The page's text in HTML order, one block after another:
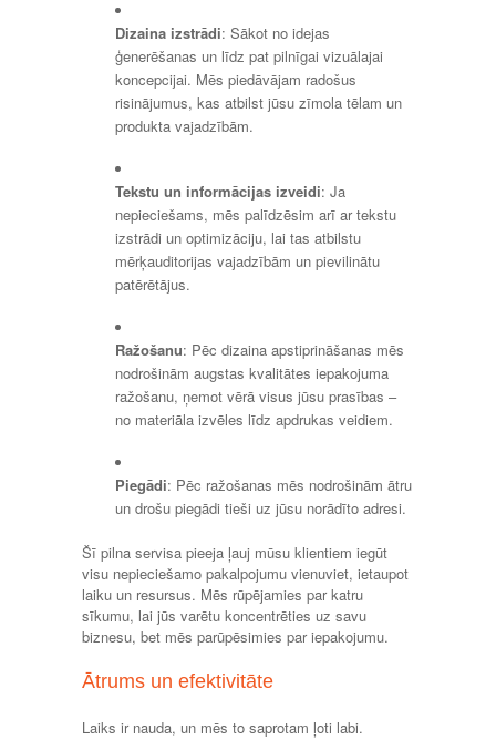
Dizaina izstrādi: Sākot no idejas
ģenerēšanas un līdz pat pilnīgai vizuālajai
koncepcijai. Mēs piedāvājam radošus
risinājumus, kas atbilst jūsu zīmola tēlam un
produkta vajadzībām.
Tekstu un informācijas izveidi: Ja
nepieciešams, mēs palīdzēsim arī ar tekstu
izstrādi un optimizāciju, lai tas atbilstu
mērķauditorijas vajadzībām un pievilinātu
patērētājus.
Ražošanu: Pēc dizaina apstiprināšanas mēs
nodrošinām augstas kvalitātes iepakojuma
ražošanu, ņemot vērā visus jūsu prasības –
no materiāla izvēles līdz apdrukas veidiem.
Piegādi: Pēc ražošanas mēs nodrošinām ātru
un drošu piegādi tieši uz jūsu norādīto adresi.
Šī pilna servisa pieeja ļauj mūsu klientiem iegūt
visu nepieciešamo pakalpojumu vienuviet, ietaupot
laiku un resursus. Mēs rūpējamies par katru
sīkumu, lai jūs varētu koncentrēties uz savu
biznesu, bet mēs parūpēsimies par iepakojumu.
Ātrums un efektivitāte
Laiks ir nauda, un mēs to saprotam ļoti labi.